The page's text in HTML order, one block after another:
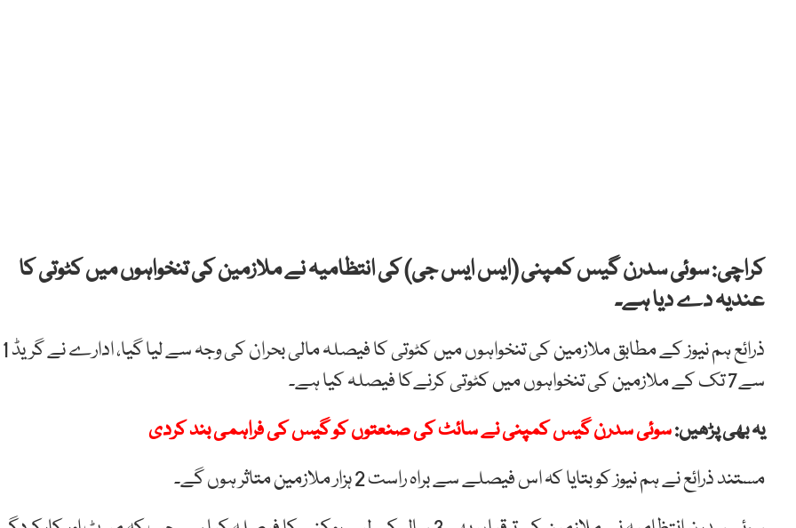
کراچی: سوئی سدرن گیس کمپنی (ایس ایس جی) کی انتظامیہ نے ملازمین کی تنخواہوں میں کٹوتی کا
عندیہ دے دیا ہے۔
ذرائع ہم نیوز کے مطابق ملازمین کی تنخواہوں میں کٹوتی کا فیصلہ مالی بحران کی وجہ سے لیا گیا، ادارے نے گریڈ 1
سے7 تک کے ملازمین کی تنخواہوں میں کٹوتی کرنےکا فیصلہ کیا ہے۔
یہ بھی پڑھیں:سوئی سدرن گیس کمپنی نے سائٹ کی صنعتوں کو گیس کی فراہمی بند کردی
مستند ذرائع نے ہم نیوز کو بتایا کہ اس فیصلے سے براہ راست 2 ہزار ملازمین متاثر ہوں گے۔